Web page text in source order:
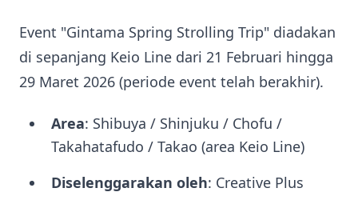
Event "Gintama Spring Strolling Trip" diadakan
di sepanjang Keio Line dari 21 Februari hingga
29 Maret 2026 (periode event telah berakhir).
Area: Shibuya / Shinjuku / Chofu /
Takahatafudo / Takao (area Keio Line)
Diselenggarakan oleh: Creative Plus